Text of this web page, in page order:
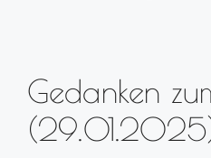
Gedanken